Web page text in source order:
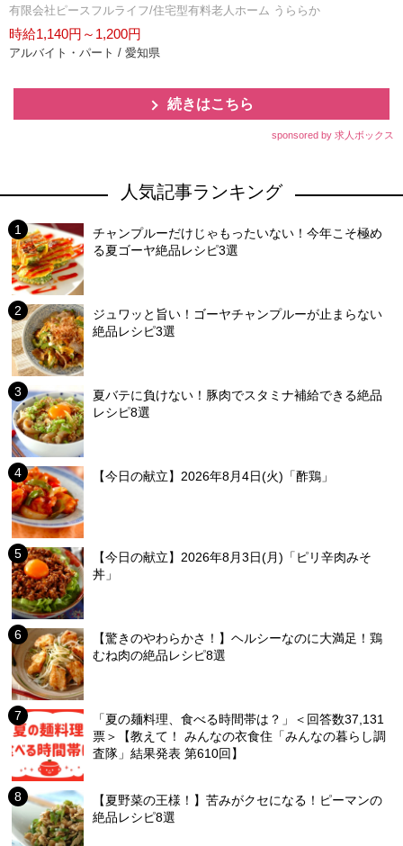
有限会社ピースフルライフ/住宅型有料老人ホーム うららか
時給1,140円～1,200円
アルバイト・パート / 愛知県
続きはこちら
sponsored by 求人ボックス
人気記事ランキング
チャンプルーだけじゃもったいない！今年こそ極め
る夏ゴーヤ絶品レシピ3選
ジュワッと旨い！ゴーヤチャンプルーが止まらない
絶品レシピ3選
夏バテに負けない！豚肉でスタミナ補給できる絶品
レシピ8選
【今日の献立】2026年8月4日(火)「酢鶏」
【今日の献立】2026年8月3日(月)「ピリ辛肉みそ
丼」
【驚きのやわらかさ！】ヘルシーなのに大満足！鶏
むね肉の絶品レシピ8選
「夏の麺料理、食べる時間帯は？」＜回答数37,131
票＞【教えて！ みんなの衣食住「みんなの暮らし調
査隊」結果発表 第610回】
【夏野菜の王様！】苦みがクセになる！ピーマンの
絶品レシピ8選